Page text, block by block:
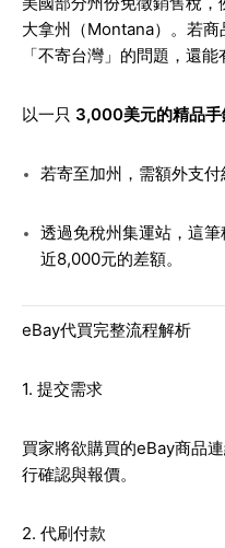
大拿州（Montana）。若
「不寄台灣」的問題，還能
以一只 3,000美元的精品手
若寄至加州，需額外支付
透過免稅州集運站，這
近8,000元的差額。
eBay代買完整流程解析
1. 提交需求
買家將欲購買的eBay商品
行確認與報價。
2. 代刷付款